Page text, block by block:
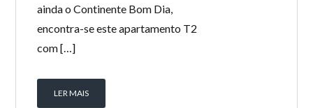
ainda o Continente Bom Dia,
encontra-se este apartamento T2
com […]
LER MAIS